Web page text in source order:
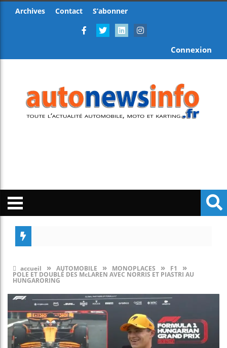
Archives Contact S’abonner
Connexion
accueil » AUTOMOBILE » MONOPLACES » F1 »
POLE ET DOUBLÉ DES McLAREN AVEC NORRIS ET PIASTRI AU
HUNGARORING